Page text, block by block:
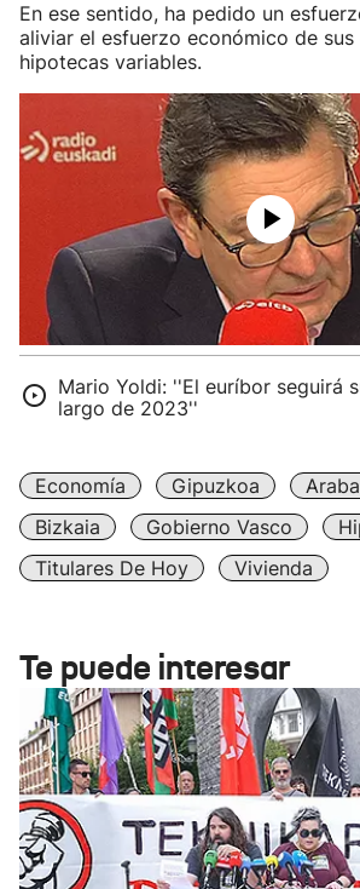
En ese sentido, ha pedido un
aliviar el esfuerzo económico de
hipotecas variables.
Mario Yoldi: ''El euríbor seguirá
largo de 2023''
Economía Gipuzkoa
Bizkaia
Gobierno Vasco
Titulares De Hoy
Vivienda
Te puede interesar